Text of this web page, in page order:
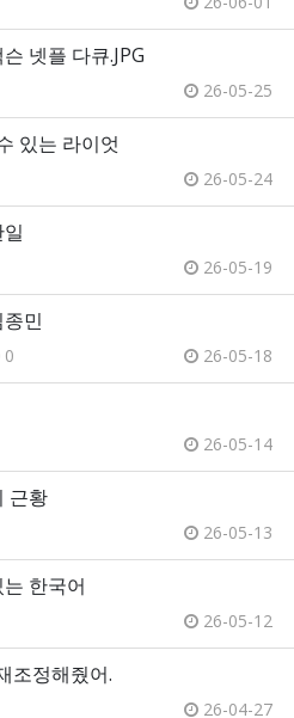
넷플 다큐.JPG
26-05-25
있는 라이엇
26-05-24
26-05-19
민
0 26-05-18
26-05-14
근황
26-05-13
한국어
26-05-12
조정해줬어.
26-04-27